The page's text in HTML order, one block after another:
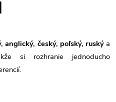
anglický, český, poľský, ruskýa
si rozhranie jednoducho